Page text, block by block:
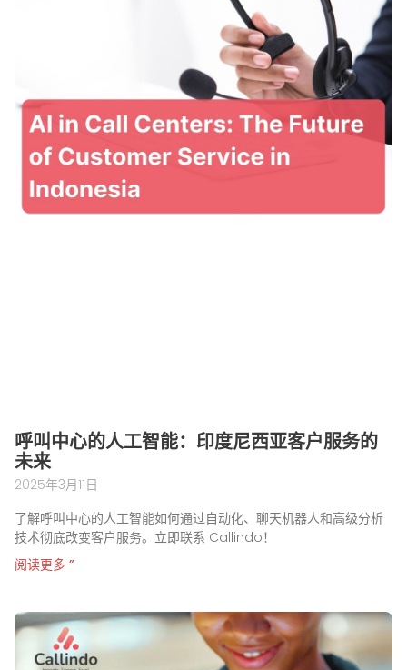
呼叫中心的人工智能：印度尼西亚客户服务的
未来
2025年3月11日
了解呼叫中心的人工智能如何通过自动化、聊天机器人和高级分析
技术彻底改变客户服务。立即联系 Callindo！
阅读更多 ”